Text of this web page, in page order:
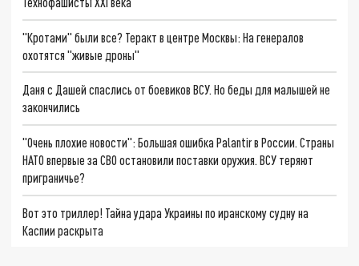
"Кротами" были все? Теракт в центре Москвы: На генералов
охотятся "живые дроны"
Даня с Дашей спаслись от боевиков ВСУ. Но беды для малышей не
закончились
"Очень плохие новости": Большая ошибка Palantir в России. Страны
НАТО впервые за СВО остановили поставки оружия. ВСУ теряют
приграничье?
Вот это триллер! Тайна удара Украины по иранскому судну на
Каспии раскрыта